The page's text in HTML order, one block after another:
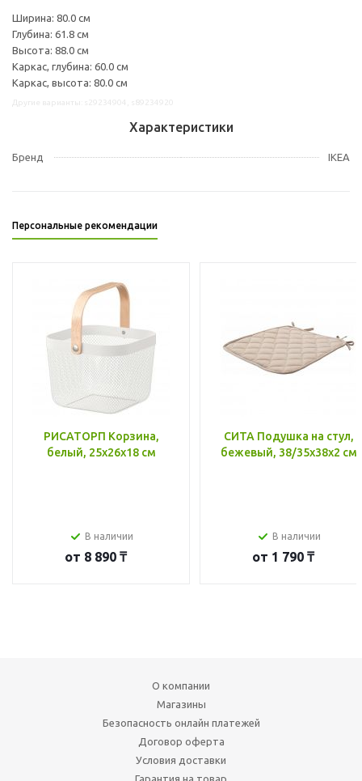
Ширина: 80.0 см
Глубина: 61.8 см
Высота: 88.0 см
Каркас, глубина: 60.0 см
Каркас, высота: 80.0 см
Характеристики
Бренд IKEA
Персональные рекомендации
РИСАТОРП Корзина,
белый, 25x26x18 см
В наличии
от 8 890 ₸
СИТА Подушка на стул,
бежевый, 38/35x38x2 см
В наличии
от 1 790 ₸
О компании
Магазины
Безопасность онлайн платежей
Договор оферта
Условия доставки
Гарантия на товар